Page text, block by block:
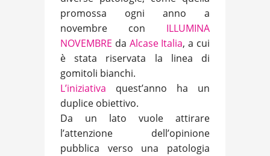
promossa ogni anno a
novembre con ILLUMINA
NOVEMBRE da Alcase Italia, a cui
è stata riservata la linea di
gomitoli bianchi.
L’iniziativa quest’anno ha un
duplice obiettivo.
Da un lato vuole attirare
l’attenzione dell’opinione
pubblica verso una patologia